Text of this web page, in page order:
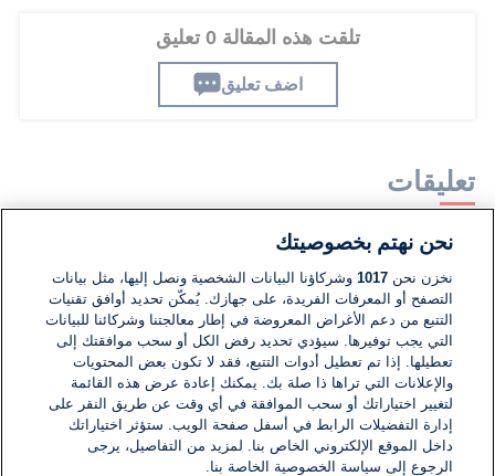
تلقت هذه المقالة 0 تعليق
اضف تعليق
تعليقات
لا توجد تعليقات مكتوبة حتى الآن. كن الأول!
اكتب تعليقًا جديدًا ...
نحن نهتم بخصوصيتك
نخزن نحن1017 وشركاؤنا البيانات الشخصية ونصل إليها، مثل بيانات
التصفح أو المعرفات الفريدة، على جهازك. يُمكّن تحديد أوافق تقنيات
التتبع من دعم الأغراض المعروضة في إطار معالجتنا وشركائنا للبيانات
التي يجب توفيرها. سيؤدي تحديد رفض الكل أو سحب موافقتك إلى
تعطيلها. إذا تم تعطيل أدوات التتبع، فقد لا تكون بعض المحتويات
والإعلانات التي تراها ذا صلة بك. يمكنك إعادة عرض هذه القائمة
لتغيير اختياراتك أو سحب الموافقة في أي وقت عن طريق النقر على
إدارة التفضيلات الرابط في أسفل صفحة الويب. ستؤثر اختياراتك
داخل الموقع الإلكتروني الخاص بنا. لمزيد من التفاصيل، يرجى
الرجوع إلى سياسة الخصوصية الخاصة بنا.